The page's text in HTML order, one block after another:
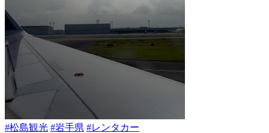
#松島観光 #岩手県 #レンタカー